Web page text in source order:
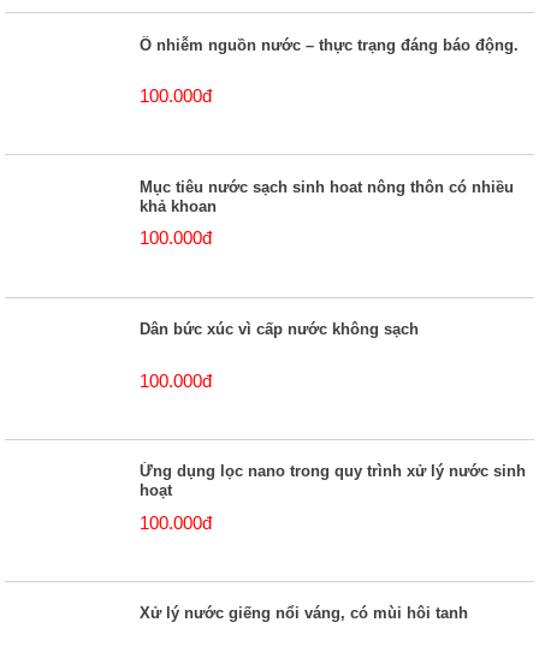
Ô nhiễm nguồn nước – thực trạng đáng báo động.
100.000đ
Mục tiêu nước sạch sinh hoat nông thôn có nhiều
khả khoan
100.000đ
Dân bức xúc vì cấp nước không sạch
100.000đ
Ứng dụng lọc nano trong quy trình xử lý nước sinh
hoạt
100.000đ
Xử lý nước giếng nổi váng, có mùi hôi tanh